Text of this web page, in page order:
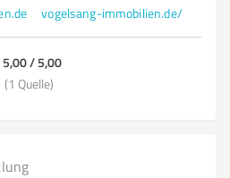
vogelsang-immobilien.de/
5,00 / 5,00
(1 Quelle)